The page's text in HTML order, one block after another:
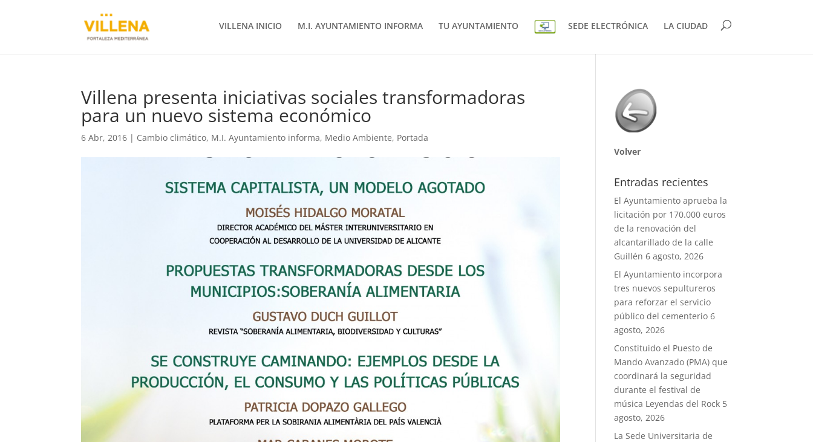
VILLENA INICIO M.I. AYUNTAMIENTO INFORMA TU AYUNTAMIENTO SEDE ELECTRÓNICA LA CIUDAD
Villena presenta iniciativas sociales transformadoras
para un nuevo sistema económico
6 Abr, 2016 | Cambio climático, M.I. Ayuntamiento informa, Medio Ambiente, Portada
Volver
Entradas recientes
El Ayuntamiento aprueba la
licitación por 170.000 euros
de la renovación del
alcantarillado de la calle
Guillén 6 agosto, 2026
El Ayuntamiento incorpora
tres nuevos sepultureros
para reforzar el servicio
público del cementerio 6
agosto, 2026
Constituido el Puesto de
Mando Avanzado (PMA) que
coordinará la seguridad
durante el festival de
música Leyendas del Rock 5
agosto, 2026
La Sede Universitaria de